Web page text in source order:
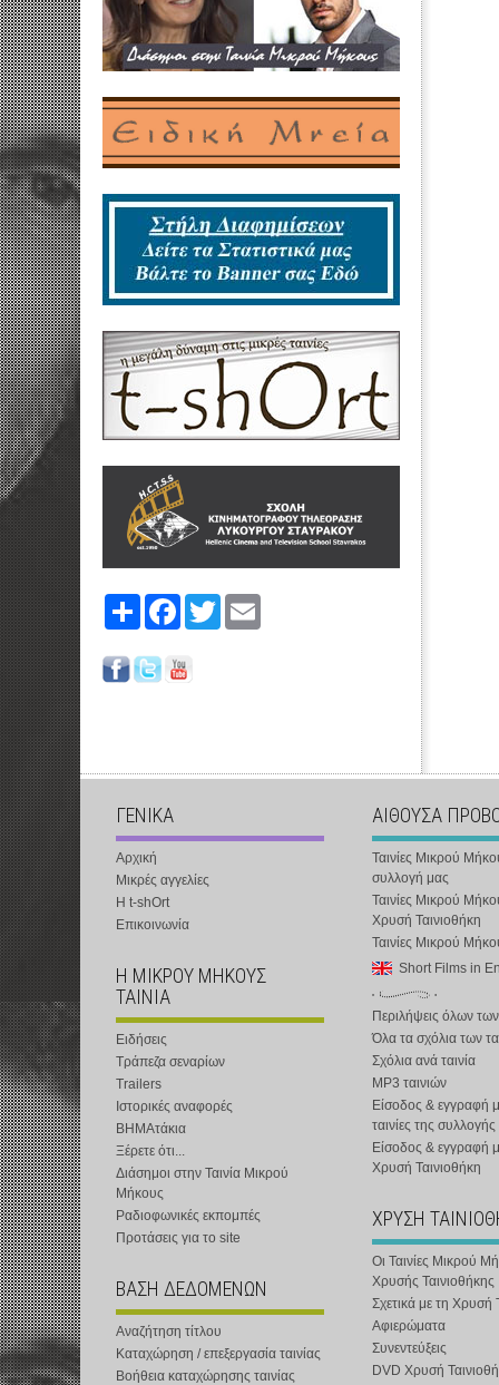
Share FacebookTwitter
ΓΕΝΙΚΑ
Αρχική
Μικρές αγγελίες
Η t-shOrt
Επικοινωνία
Η ΜΙΚΡΟΥ ΜΗΚΟΥΣ
ΤΑΙΝΙΑ
Ειδήσεις
Τράπεζα σεναρίων
Trailers
Ιστορικές αναφορές
ΒΗΜΑτάκια
Ξέρετε ότι...
Διάσημοι στην Ταινία Μικρού
Μήκους
Ραδιοφωνικές εκπομπές
Προτάσεις για το site
ΒΑΣΗ ΔΕΔΟΜΕΝΩΝ
Αναζήτηση τίτλου
Καταχώρηση / επεξεργασία ταινίας
Βοήθεια καταχώρησης ταινίας
ΑΙΘΟΥΣΑ
Ταινίες Μικρού
συλλογή μας
Ταινίες Μικρού
Χρυσή Ταινιοθήκη
Ταινίες Μικρού
Short Films in
Περιλήψεις όλων των
Όλα τα σχόλια των
Σχόλια ανά ταινία
MP3 ταινιών
Είσοδος & εγγραφή
ταινίες της
Είσοδος & εγγραφή
Χρυσή Ταινιοθήκη
ΧΡΥΣΗ
Οι Ταινίες Μικρού
Χρυσής Ταινιοθήκης
Σχετικά με τη Χρυσή
Αφιερώματα
Συνεντεύξεις
DVD Χρυσή